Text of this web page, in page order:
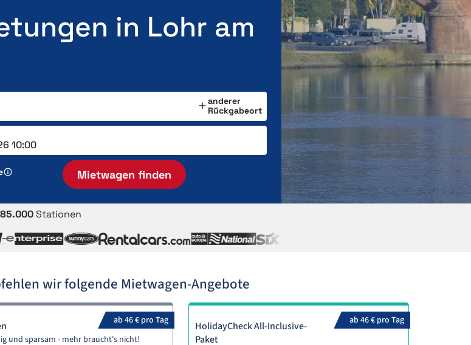
in Lohr am
anderer
Rückgabeort
Mietwagen finden
85.000Stationen
wir folgende Mietwagen-Angebote
ab 46 € pro Tag
und sparsam - mehr braucht's nicht!
ab 46 € pro Tag
HolidayCheck All-Inclusive-
Paket